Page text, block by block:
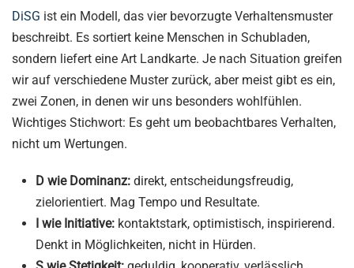
DiSG ist ein Modell, das vier bevorzugte Verhaltensmuster
beschreibt. Es sortiert keine Menschen in Schubladen,
sondern liefert eine Art Landkarte. Je nach Situation greifen
wir auf verschiedene Muster zurück, aber meist gibt es ein,
zwei Zonen, in denen wir uns besonders wohlfühlen.
Wichtiges Stichwort: Es geht um beobachtbares Verhalten,
nicht um Wertungen.
D wie Dominanz: direkt, entscheidungsfreudig,
zielorientiert. Mag Tempo und Resultate.
I wie Initiative: kontaktstark, optimistisch, inspirierend.
Denkt in Möglichkeiten, nicht in Hürden.